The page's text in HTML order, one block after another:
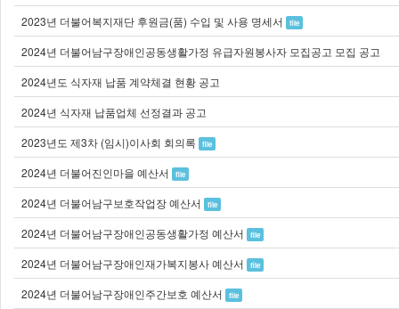
2023년 더불어복지재단 후원금(품) 수입 및 사용 명세서 file
2024년 더불어남구장애인공동생활가정 유급자원봉사자 모집공고 모집 공고
2024년도 식자재 납품 계약체결 현황 공고
2024년 식자재 납품업체 선정결과 공고
2023년도 제3차 (임시)이사회 회의록
file
2024년 더불어진인마을 예산서 file
2024년 더불어남구보호작업장 예산서 file
2024년 더불어남구장애인공동생활가정 예산서 file
2024년 더불어남구장애인재가복지봉사 예산서 file
2024년 더불어남구장애인주간보호 예산서 file